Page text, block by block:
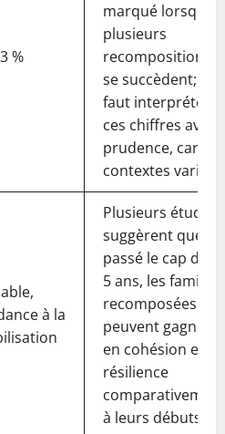
%
marqué lorsque
plusieurs
recompositions
se succèdent; il
faut interpréter
ces chiffres avec
prudence, car les
contextes varient.
à la
Plusieurs études
suggèrent que,
passé le cap des
5 ans, les familles
recomposées
peuvent gagner
en cohésion et en
résilience
comparativement
à leurs débuts.